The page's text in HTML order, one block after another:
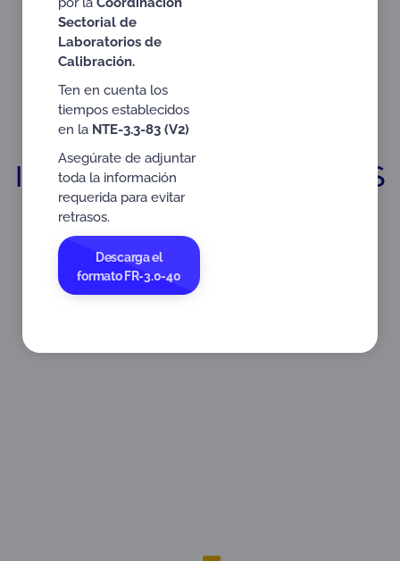
Actualidad
INFORMACIÓN DE INTERÉS
GENERAL PARA
CENTROS DE
RECONOCIMIENTO DE
CONDUCTORES
Sectorial de
Laboratorios de
Calibración.
Ten en cuenta los
tiempos establecidos
en la NTE-3.3-83 (V2)
Asegúrate de adjuntar
toda la información
requerida para evitar
retrasos.
Descarga el
formato FR-3.0-40